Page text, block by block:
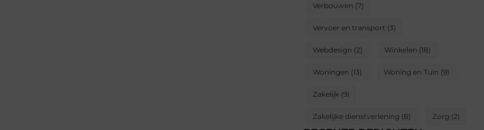
Verbouwen (7)
Vervoer en transport (3)
Webdesign (2) Winkelen (18)
Woningen (13) Woning en Tuin (9)
Zakelijk (9)
Zakelijke dienstverlening (8) Zorg (2)